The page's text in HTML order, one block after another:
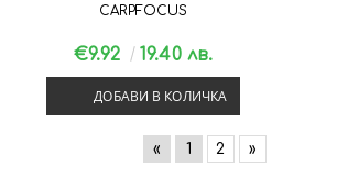
CARPFOCUS
€9.92 19.40 лв.
ДОБАВИ В КОЛИЧКА
« 1 2 »